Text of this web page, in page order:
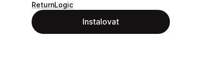
ReturnLogic
Instalovat